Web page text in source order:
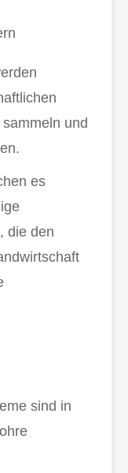
und
es
die den
sind in